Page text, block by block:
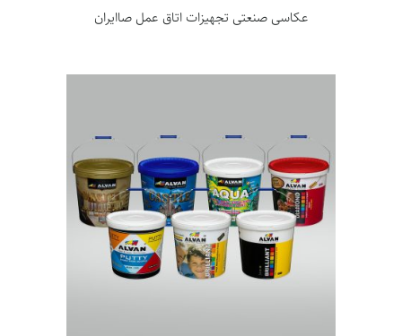
عکاسی صنعتی تجهیزات اتاق عمل صاایران